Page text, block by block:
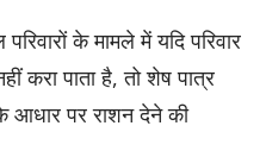
परिवारों के मामले में यदि परिवार
करा पाता है, तो शेष पात्र
आधार पर राशन देने की